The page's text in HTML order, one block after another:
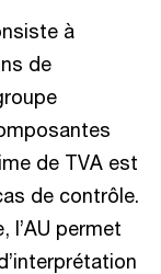
à
de
de TVA est
de contrôle.
l’AU permet